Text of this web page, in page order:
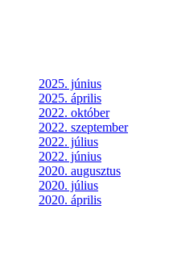
2025. június
2025. április
2022. október
2022. szeptember
2022. július
2022. június
2020. augusztus
2020. július
2020. április